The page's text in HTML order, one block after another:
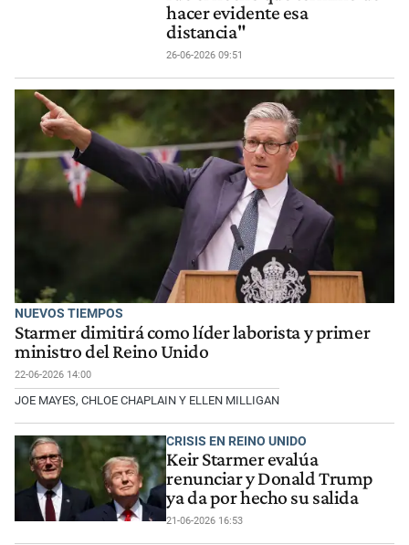
hacer evidente esa
distancia"
26-06-2026 09:51
NUEVOS TIEMPOS
Starmer dimitirá como líder laborista y primer
ministro del Reino Unido
22-06-2026 14:00
JOE MAYES, CHLOE CHAPLAIN Y ELLEN MILLIGAN
CRISIS EN REINO UNIDO
Keir Starmer evalúa
renunciar y Donald Trump
ya da por hecho su salida
21-06-2026 16:53